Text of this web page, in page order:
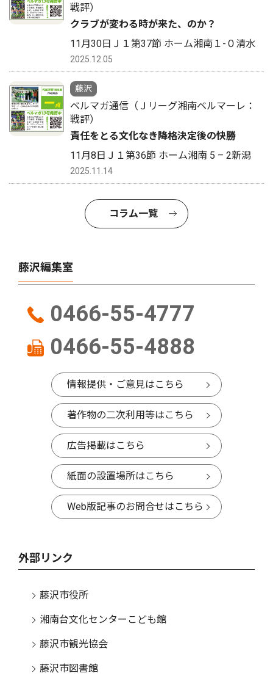
戦評）
クラブが変わる時が来た、のか？
11月30日Ｊ１第37節 ホーム湘南１-０清水
2025.12.05
藤沢
ベルマガ通信（Ｊリーグ湘南ベルマーレ：
戦評）
責任をとる文化なき降格決定後の快勝
11月8日Ｊ１第36節 ホーム湘南 5 – 2新潟
2025.11.14
コラム一覧
藤沢編集室
0466-55-4777
0466-55-4888
情報提供・ご意見はこちら
著作物の二次利用等はこちら
広告掲載はこちら
紙面の設置場所はこちら
Web版記事のお問合せはこちら
外部リンク
藤沢市役所
湘南台文化センターこども館
藤沢市観光協会
藤沢市図書館